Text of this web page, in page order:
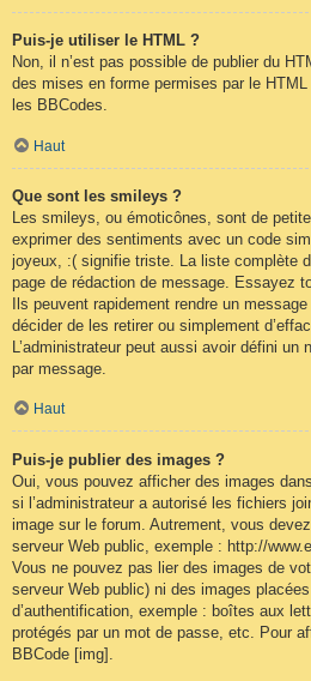
Puis-je utiliser le HTML ?
Non, il n’est pas possible de publier du
des mises en forme permises par le
les BBCodes.
Haut
Que sont les smileys ?
Les smileys, ou émoticônes, sont de
exprimer des sentiments avec un code
joyeux, :( signifie triste. La liste complète
page de rédaction de message. Essayez
Ils peuvent rapidement rendre un
décider de les retirer ou simplement
L’administrateur peut aussi avoir défini
par message.
Haut
Puis-je publier des images ?
Oui, vous pouvez afficher des images
si l’administrateur a autorisé les fichiers
image sur le forum. Autrement, vous
serveur Web public, exemple : http://
Vous ne pouvez pas lier des images de
serveur Web public) ni des images
d’authentification, exemple : boîtes aux
protégés par un mot de passe, etc. Pour
BBCode [img].